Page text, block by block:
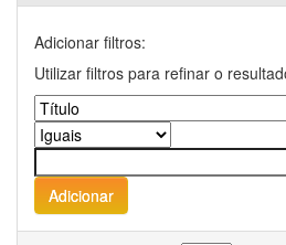
Adicionar filtros:
Utilizar filtros para refinar o